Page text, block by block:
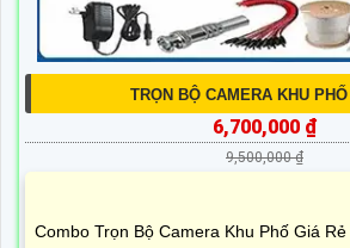
TRỌN BỘ CAMERA KHU
6,700,000 ₫
9,500,000 ₫
Combo Trọn Bộ Camera Khu Phố Giá